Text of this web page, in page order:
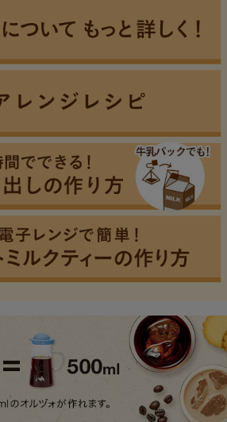
農薬・無化学肥料で丁寧に育てられた選り抜
けします。